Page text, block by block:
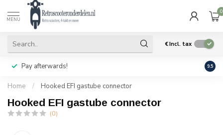
MENU
0
€Incl. tax
Pay afterwards! Geen
9.5
Home / Hooked EFI gastube connector
Hooked EFI gastube connector
(0)